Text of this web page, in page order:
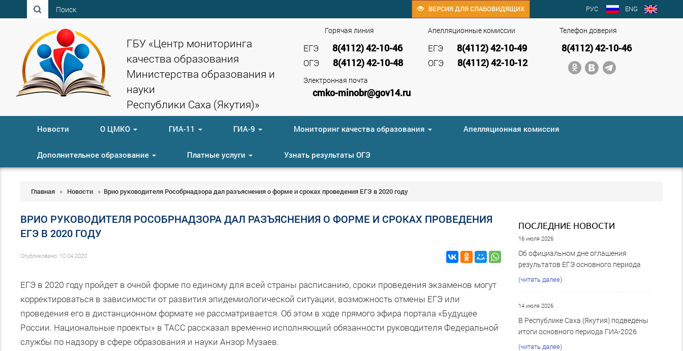
РУС ENG
ВЕРСИЯ ДЛЯ СЛАБОВИДЯЩИХ
Поиск
ГБУ «Центр мониторинга
качества образования
Министерства образования и
науки
Республики Саха (Якутия)»
Телефон доверия
8(4112) 42-10-46
Апелляционные комиссии
ЕГЭ 8(4112) 42-10-49
ОГЭ 8(4112) 42-10-12
Горячая линия
ЕГЭ 8(4112) 42-10-46
ОГЭ 8(4112) 42-10-48
Электронная почта
cmko-minobr@gov14.ru
Новости О ЦМКО ГИА-11 ГИА-9 Мониторинг качества образования Апелляционная комиссия
Дополнительное образование Платные услуги Узнать результаты ОГЭ
Главная » Новости » Врио руководителя Рособрнадзора дал разъяснения о форме и сроках проведения ЕГЭ в 2020 году
ВРИО РУКОВОДИТЕЛЯ РОСОБРНАДЗОРА ДАЛ РАЗЪЯСНЕНИЯ О ФОРМЕ И СРОКАХ ПРОВЕДЕНИЯ
ЕГЭ В 2020 ГОДУ
Опубликовано: 10.04.2020
ЕГЭ в 2020 году пройдет в очной форме по единому для всей страны расписанию, сроки проведения экзаменов могут
корректироваться в зависимости от развития эпидемиологической ситуации, возможность отмены ЕГЭ или
проведения его в дистанционном формате не рассматривается. Об этом в ходе прямого эфира портала «Будущее
России. Национальные проекты» в ТАСС рассказал временно исполняющий обязанности руководителя Федеральной
службы по надзору в сфере образования и науки Анзор Музаев.
ПОСЛЕДНИЕ НОВОСТИ
16 июля 2026
Об официальном дне оглашения
результатов ЕГЭ основного периода
(читать далее)
14 июля 2026
В Республике Саха (Якутия) подведены
итоги основного периода ГИА-2026
(читать далее)